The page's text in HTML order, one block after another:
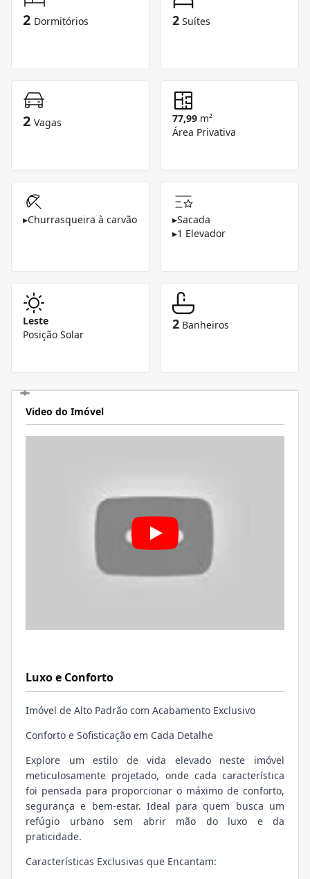
2 Dormitórios 2 Suítes
2 Vagas 77,99 m²
Área Privativa
▸Churrasqueira à carvão ▸Sacada
▸1 Elevador
Leste
Posição Solar
2 Banheiros
Video do Imóvel
Luxo e Conforto
Imóvel de Alto Padrão com Acabamento Exclusivo
Conforto e Sofisticação em Cada Detalhe
Explore um estilo de vida elevado neste imóvel
meticulosamente projetado, onde cada característica
foi pensada para proporcionar o máximo de conforto,
segurança e bem-estar. Ideal para quem busca um
refúgio urbano sem abrir mão do luxo e da
praticidade.
Características Exclusivas que Encantam: